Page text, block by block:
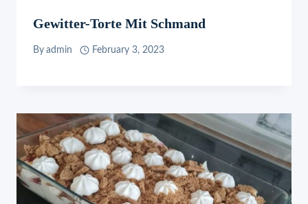
Gewitter-Torte Mit Schmand
By admin February 3, 2023